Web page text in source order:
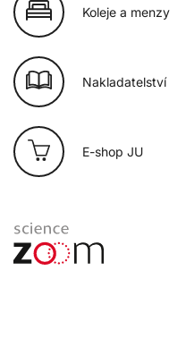
Koleje a menzy
Nakladatelství
E-shop JU